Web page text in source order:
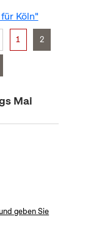
Köln"
1 2
Mai
geben Sie